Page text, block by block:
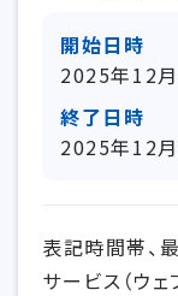
開始日時
2025年12
終了日時
2025年12
表記時間帯、
サービス（ウ